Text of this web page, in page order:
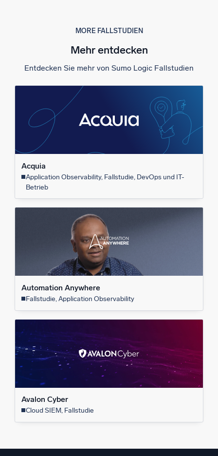
MORE FALLSTUDIEN
Mehr entdecken
Entdecken Sie mehr von Sumo Logic Fallstudien
Acquia
Application Observability, Fallstudie, DevOps und IT-
Betrieb
Automation Anywhere
Fallstudie, Application Observability
Avalon Cyber
Cloud SIEM, Fallstudie